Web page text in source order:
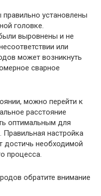
установлены
головке.
выровнены и не
или
может возникнуть
сварное
можно перейти к
расстояние
оптимальным для
настройка
достичь необходимой
процесса.
обратите внимание